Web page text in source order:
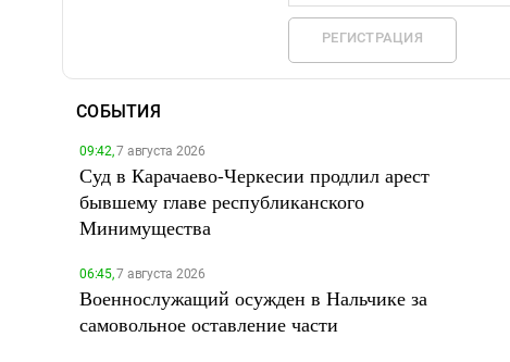
РЕГИСТРАЦИЯ
СОБЫТИЯ
09:42,7 августа 2026
Суд в Карачаево-Черкесии продлил арест
бывшему главе республиканского
Минимущества
06:45,7 августа 2026
Военнослужащий осужден в Нальчике за
самовольное оставление части